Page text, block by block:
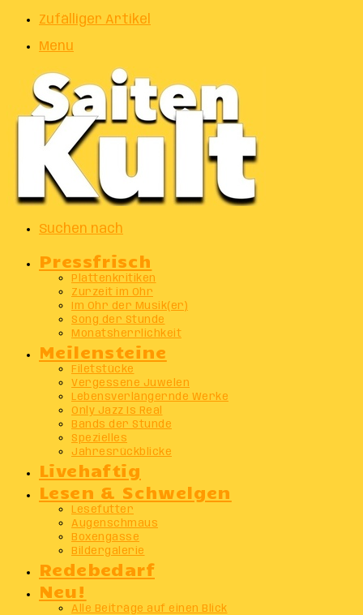
Zufälliger Artikel
Menu
Suchen nach
Pressfrisch
Plattenkritiken
Zurzeit im Ohr
Im Ohr der Musik(er)
Song der Stunde
Monatsherrlichkeit
Meilensteine
Filetstücke
Vergessene Juwelen
Lebensverlängernde Werke
Only Jazz Is Real
Bands der Stunde
Spezielles
Jahresrückblicke
Livehaftig
Lesen & Schwelgen
Lesefutter
Augenschmaus
Boxengasse
Bildergalerie
Redebedarf
Neu!
Alle Beiträge auf einen Blick